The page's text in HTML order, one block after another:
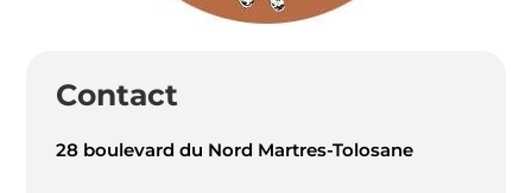
Contact
28 boulevard du Nord Martres-Tolosane